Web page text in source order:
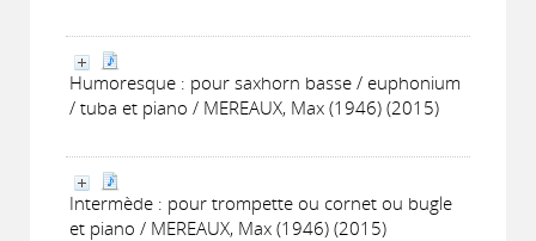
Humoresque : pour saxhorn basse / euphonium
/ tuba et piano / MEREAUX, Max (1946) (2015)
Intermède : pour trompette ou cornet ou bugle
et piano / MEREAUX, Max (1946) (2015)